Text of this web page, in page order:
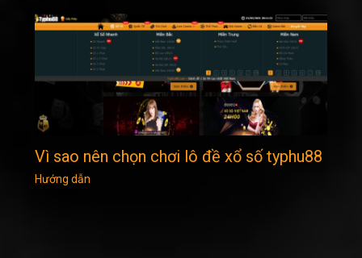
Vì sao nên chọn chơi lô đề xổ số typhu88
Hướng dẫn